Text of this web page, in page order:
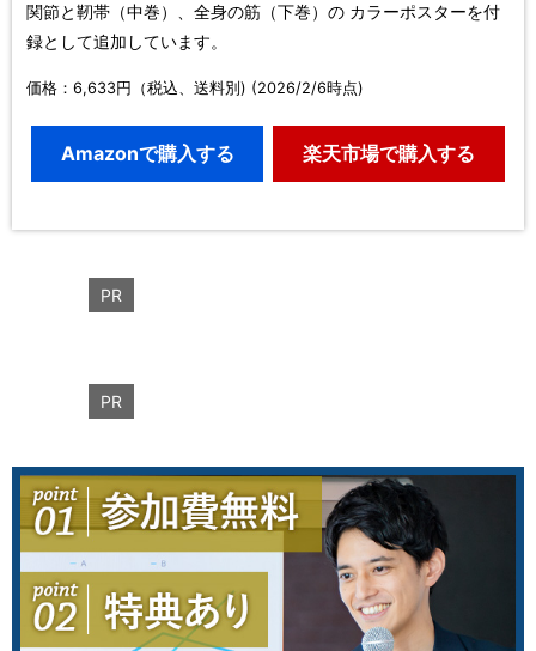
関節と靭帯（中巻）、全身の筋（下巻）の カラーポスターを付
録として追加しています。
価格：6,633円（税込、送料別) (2026/2/6時点)
Amazonで購入する 楽天市場で購入する
PR
PR